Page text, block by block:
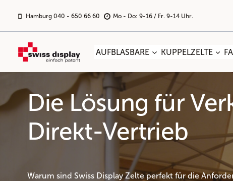
Inhalt
springen
Hamburg 040 - 650 66 60 Mo - Do: 9-16 / Fr. 9-14 Uhr.
AUFBLASBARE KUPPELZELTE
Die Lösung für
Direkt-Vertrieb
Warum sind Swiss Display Zelte perfekt für die